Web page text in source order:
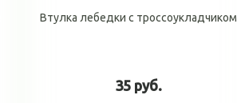
Втулка лебедки с троссоукладчиком
35 руб.